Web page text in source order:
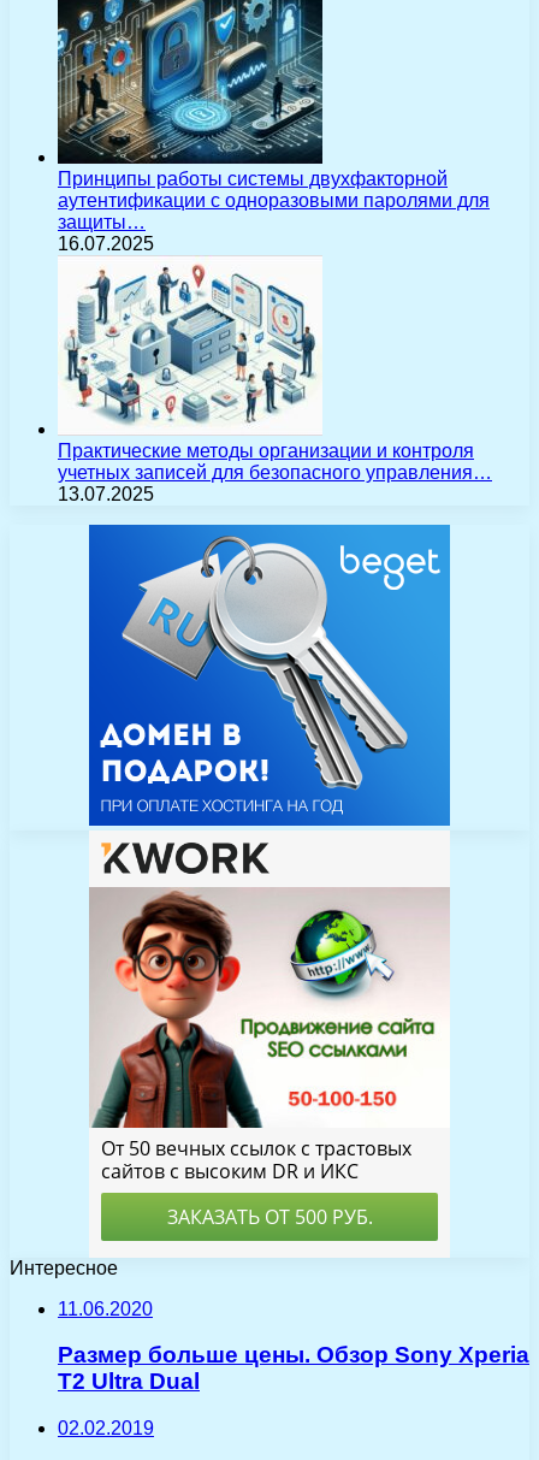
Принципы работы системы двухфакторной
аутентификации с одноразовыми паролями для
защиты…
16.07.2025
Практические методы организации и контроля
учетных записей для безопасного управления…
13.07.2025
Интересное
11.06.2020
Размер больше цены. Обзор Sony Xperia
T2 Ultra Dual
02.02.2019